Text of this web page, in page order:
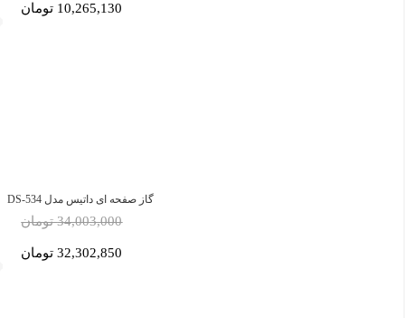
10,265,130 تومان
گاز صفحه ای داتیس مدل DS-534
34,003,000 تومان
32,302,850 تومان